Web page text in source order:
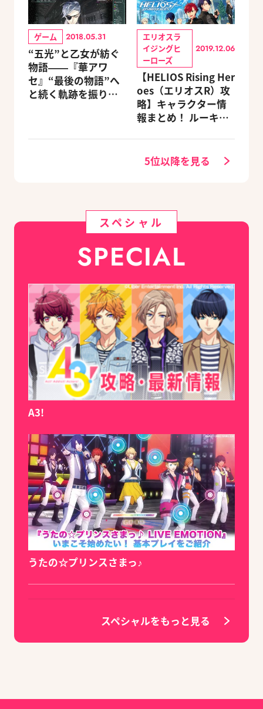
ゲーム 2018.05.31
“五光”と乙女が紡ぐ
物語――『華アワ
セ』“最後の物語”へ
と続く軌跡を振り返
エリオスラ
イジングヒ
ーローズ
2019.12.06
【HELIOS Rising Her
oes（エリオスR）攻
略】キャラクター情
報まとめ！ ルーキ
更新）
5位以降を見る
スペシャル
SPECIAL
A3!
うたの☆プリンスさまっ♪
スペシャルをもっと見る